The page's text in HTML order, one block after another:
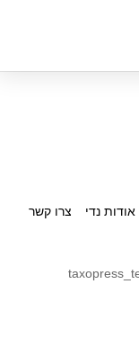
אודות נדי צרו קשר